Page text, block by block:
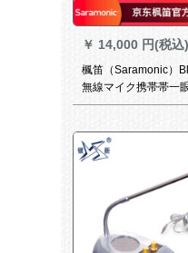
￥ 14,000 円(税込)
楓笛（Saramonic）
無線マイク携帯帯一
音小蜂マイク